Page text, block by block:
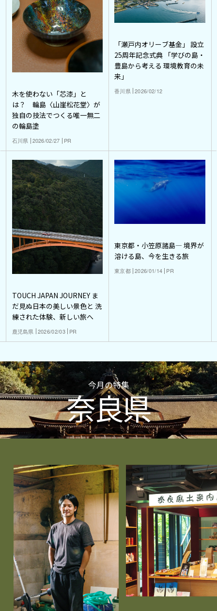
木を使わない「芯漆」と
は？ 輪島〈山崖松花堂〉が
独自の技法でつくる唯一無二
の輪島塗
石川県 2026/02/27 PR
「瀬戸内オリーブ基金」 設立
25周年記念式典 「学びの島・
豊島から考える 環境教育の未
来」
香川県 2026/02/12
TOUCH JAPAN JOURNEY ま
だ見ぬ日本の美しい景色と 洗
練された体験、新しい旅へ
鹿児島県 2026/02/03 PR
東京都・小笠原諸島― 境界が
溶ける島、今を生きる旅
東京都 2026/01/14 PR
今月の特集
奈良県